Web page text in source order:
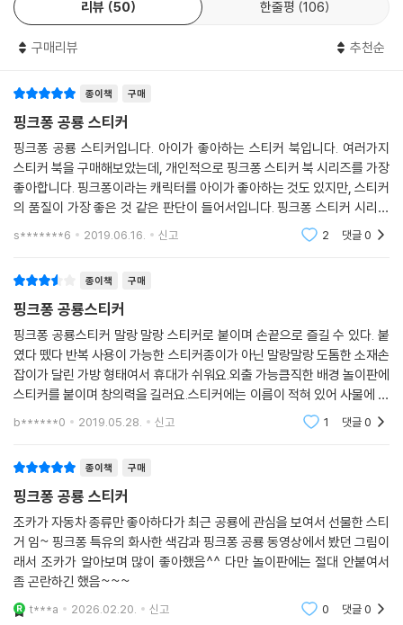
리뷰 50 한줄평 106
구매리뷰 추천순
종이책 구매
핑크퐁 공룡 스티커
핑크퐁 공룡 스티커입니다. 아이가 좋아하는 스티커 북입니다. 여러가지
스티커 북을 구매해보았는데, 개인적으로 핑크퐁 스티커 북 시리즈를 가장
좋아합니다. 핑크퐁이라는 캐릭터를 아이가 좋아하는 것도 있지만, 스티커
의 품질이 가장 좋은 것 같은 판단이 들어서입니다. 핑크퐁 스티커 시리즈
중에 공룡입니다. 다양한 공룡들을 익힐 수도 있고, 재미있게 놀이도 할 수
s*******6 2019.06.16. 신고 2 댓글0
종이책 구매
핑크퐁 공룡스티커
핑크퐁 공룡스티커 말랑 말랑 스티커로 붙이며 손끝으로 즐길 수 있다. 붙
였다 뗐다 반복 사용이 가능한 스티커종이가 아닌 말랑말랑 도톰한 소재손
잡이가 달린 가방 형태여서 휴대가 쉬워요.외출 가능큼직한 배경 놀이판에
스티커를 붙이며 창의력을 길러요.스티커에는 이름이 적혀 있어 사물에 대
한 인지력와 어휘력을 길러요.스티커 정리판이 있어서, 보관이 쉬워요.인
b******0 2019.05.28. 신고 1 댓글0
종이책 구매
핑크퐁 공룡 스티커
조카가 자동차 종류만 좋아하다가 최근 공룡에 관심을 보여서 선물한 스티
거 임~ 핑크퐁 특유의 화사한 색감과 핑크퐁 공룡 동영상에서 봤던 그림이
래서 조카가 알아보며 많이 좋아했음^^ 다만 놀이판에는 절대 안붙여서
좀 곤란하긴 했음~~~
t***a 2026.02.20. 신고 0 댓글0